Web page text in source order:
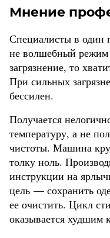
Мнение
Специалисты в один
не волшебный режим
загрязнение, то
При сильных
бессилен.
Получается
температуру, а не
чистоты. Машина
толку ноль.
инструкции на
цель — сохранить
ее очистить. Цикл
оказывается худшим